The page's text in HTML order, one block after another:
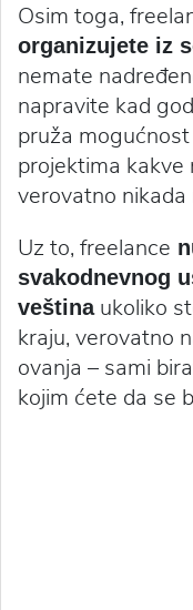
Osim toga,
organizujete iz
nemate
napravite kad
pruža
projektima kakve
verovatno nikada
Uz to, freelance
svakodnevnog
veštinaukoliko
kraju, verovatno
ovanja – sami
kojim ćete da se